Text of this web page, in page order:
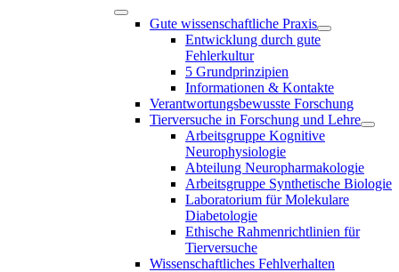
Gute wissenschaftliche Praxis
Entwicklung durch gute
Fehlerkultur
5 Grundprinzipien
Informationen & Kontakte
Verantwortungsbewusste Forschung
Tierversuche in Forschung und Lehre
Arbeitsgruppe Kognitive
Neurophysiologie
Abteilung Neuropharmakologie
Arbeitsgruppe Synthetische Biologie
Laboratorium für Molekulare
Diabetologie
Ethische Rahmenrichtlinien für
Tierversuche
Wissenschaftliches Fehlverhalten